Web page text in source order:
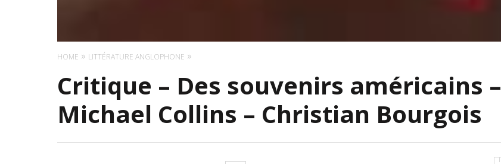
HOME LITTÉRATURE ANGLOPHONE
Critique – Des souvenirs américains –
Michael Collins – Christian Bourgois